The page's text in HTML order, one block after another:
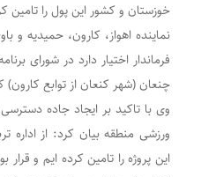
خوزستان و کشور این پول را تامین
نماینده اهواز، کارون، حمیدیه
فرماندار اختیار دارد در شورای
چنعان (شهر کنعان از توابع
وی با تاکید بر ایجاد جاده
ورزشی منطقه بیان کرد: از اداره
این پروژه را تامین کرده ایم و